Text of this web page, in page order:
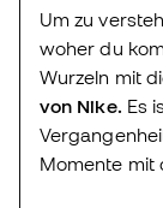
Um zu
woher du
Wurzeln mit
von Nike. Es
Momente mit